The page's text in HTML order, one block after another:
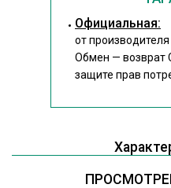
Официальная:
от
Обмен — возврат
защите прав